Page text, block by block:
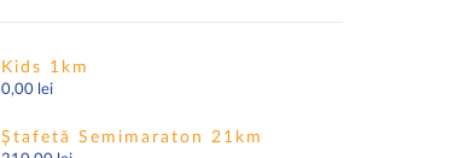
Kids 1km
0,00 lei
Ștafetă Semimaraton 21km